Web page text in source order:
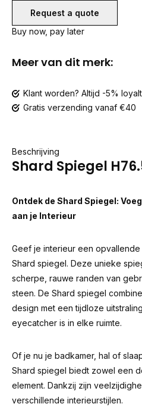
Request a quote
Buy now, pay later
Meer van dit merk:
Klant worden? Altijd -5%
Gratis verzending vanaf €40
Beschrijving
Shard Spiegel
Ontdek de Shard Spiegel:
aan je Interieur
Geef je interieur een
Shard spiegel. Deze unieke
scherpe, rauwe randen van
steen. De Shard spiegel
design met een tijdloze
eyecatcher is in elke ruimte.
Of je nu je badkamer, hal of
Shard spiegel biedt zowel een
element. Dankzij zijn
verschillende interieurstijlen.